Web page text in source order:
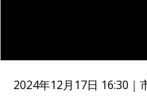
プ
2024年12月17日 16:30｜